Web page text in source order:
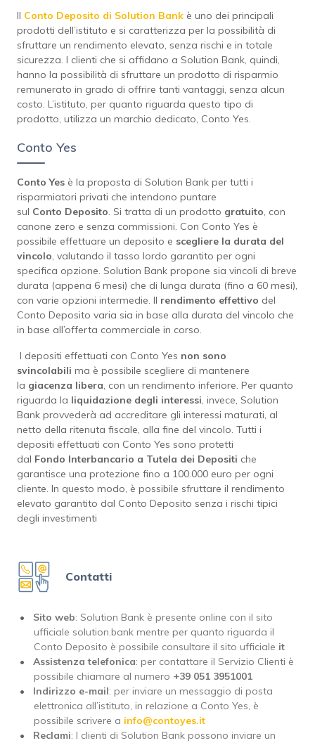
Il Conto Deposito di Solution Bank è uno dei principali
prodotti dell’istituto e si caratterizza per la possibilità di
sfruttare un rendimento elevato, senza rischi e in totale
sicurezza. I clienti che si affidano a Solution Bank, quindi,
hanno la possibilità di sfruttare un prodotto di risparmio
remunerato in grado di offrire tanti vantaggi, senza alcun
costo. L’istituto, per quanto riguarda questo tipo di
prodotto, utilizza un marchio dedicato, Conto Yes.
Conto Yes
Conto Yes è la proposta di Solution Bank per tutti i
risparmiatori privati che intendono puntare
sul Conto Deposito. Si tratta di un prodotto gratuito, con
canone zero e senza commissioni. Con Conto Yes è
possibile effettuare un deposito e scegliere la durata del
vincolo, valutando il tasso lordo garantito per ogni
specifica opzione. Solution Bank propone sia vincoli di breve
durata (appena 6 mesi) che di lunga durata (fino a 60 mesi),
con varie opzioni intermedie. Il rendimento effettivo del
Conto Deposito varia sia in base alla durata del vincolo che
in base all’offerta commerciale in corso.
I depositi effettuati con Conto Yes non sono
svincolabili ma è possibile scegliere di mantenere
la giacenza libera, con un rendimento inferiore. Per quanto
riguarda la liquidazione degli interessi, invece, Solution
Bank provvederà ad accreditare gli interessi maturati, al
netto della ritenuta fiscale, alla fine del vincolo. Tutti i
depositi effettuati con Conto Yes sono protetti
dal Fondo Interbancario a Tutela dei Depositi che
garantisce una protezione fino a 100.000 euro per ogni
cliente. In questo modo, è possibile sfruttare il rendimento
elevato garantito dal Conto Deposito senza i rischi tipici
degli investimenti
Contatti
Sito web: Solution Bank è presente online con il sito
ufficiale solution.bank mentre per quanto riguarda il
Conto Deposito è possibile consultare il sito ufficiale it
Assistenza telefonica: per contattare il Servizio Clienti è
possibile chiamare al numero +39 051 3951001
Indirizzo e-mail: per inviare un messaggio di posta
elettronica all’istituto, in relazione a Conto Yes, è
possibile scrivere a info@contoyes.it
Reclami: I clienti di Solution Bank possono inviare un